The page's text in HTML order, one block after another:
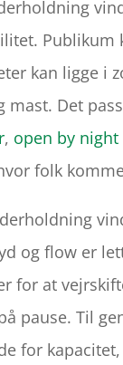
Publikum
kan ligge i
mast. Det
, open by night
folk
og flow er
for at
pause. Til
for